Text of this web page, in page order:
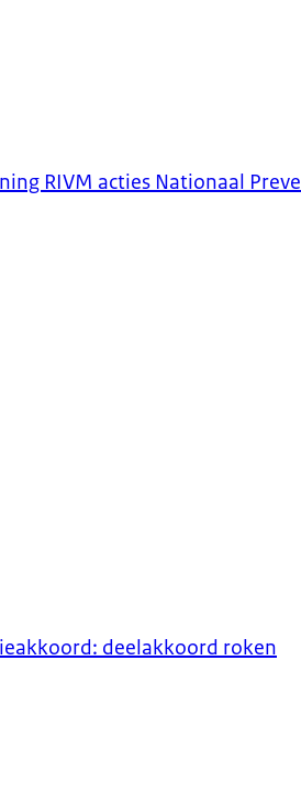
RIVM acties Nationaal
deelakkoord roken